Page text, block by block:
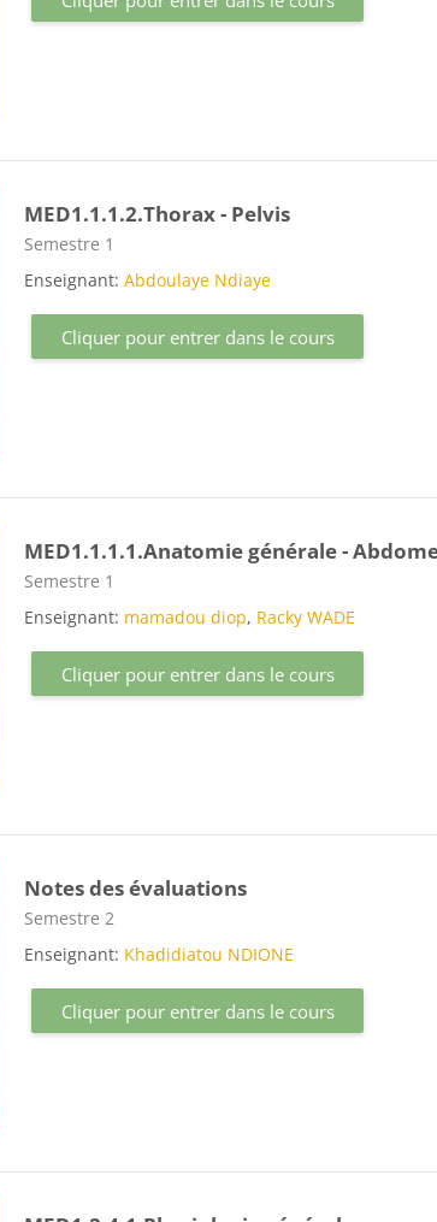
MED1.1.1.2.Thorax - Pelvis
Catégorie de cours
Semestre 1
Enseignant:Abdoulaye Ndiaye
Cliquer pour entrer dans le cours
MED1.1.1.1.Anatomie générale -
Catégorie de cours
Semestre 1
Enseignant: mamadou diop, Racky WADE
Cliquer pour entrer dans le cours
Notes des évaluations
Catégorie de cours
Semestre 2
Enseignant: Khadidiatou NDIONE
Cliquer pour entrer dans le cours